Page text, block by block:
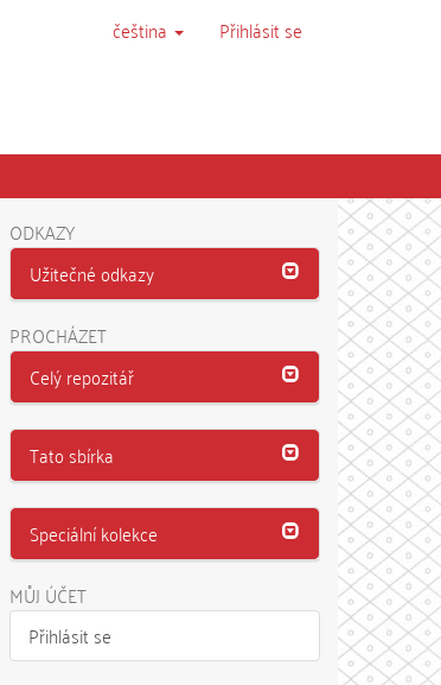
čeština Přihlásit se
ODKAZY
Užitečné odkazy
PROCHÁZET
Celý repozitář
Tato sbírka
Speciální kolekce
MŮJ ÚČET
Přihlásit se